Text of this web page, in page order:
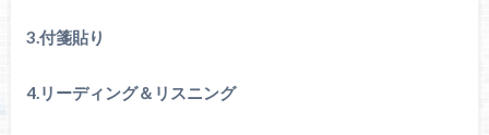
3.付箋貼り
4.リーディング＆リスニング